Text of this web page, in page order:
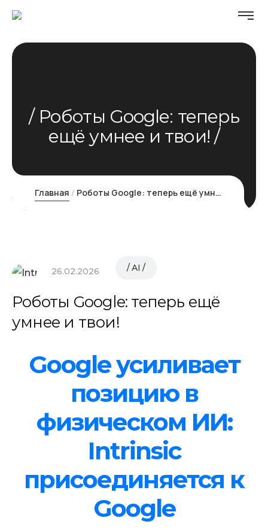
Роботы Google: теперь
ещё умнее и твои!
Главная Роботы Google: теперь ещё умнее и твои!
26.02.2026 AI
Роботы Google: теперь ещё
умнее и твои!
Google усиливает
позицию в
физическом ИИ:
Intrinsic
присоединяется к
Google